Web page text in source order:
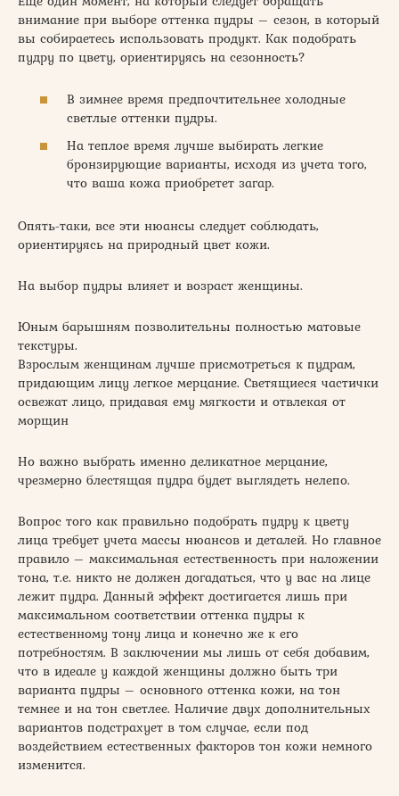
внимание при выборе оттенка пудры – сезон, в который
вы собираетесь использовать продукт. Как подобрать
пудру по цвету, ориентируясь на сезонность?
В зимнее время предпочтительнее холодные
светлые оттенки пудры.
На теплое время лучше выбирать легкие
бронзирующие варианты, исходя из учета того,
что ваша кожа приобретет загар.
Опять-таки, все эти нюансы следует соблюдать,
ориентируясь на природный цвет кожи.
На выбор пудры влияет и возраст женщины.
Юным барышням позволительны полностью матовые
текстуры.
Взрослым женщинам лучше присмотреться к пудрам,
придающим лицу легкое мерцание. Светящиеся частички
освежат лицо, придавая ему мягкости и отвлекая от
морщин
Но важно выбрать именно деликатное мерцание,
чрезмерно блестящая пудра будет выглядеть нелепо.
Вопрос того как правильно подобрать пудру к цвету
лица требует учета массы нюансов и деталей. Но главное
правило – максимальная естественность при наложении
тона, т.е. никто не должен догадаться, что у вас на лице
лежит пудра. Данный эффект достигается лишь при
максимальном соответствии оттенка пудры к
естественному тону лица и конечно же к его
потребностям. В заключении мы лишь от себя добавим,
что в идеале у каждой женщины должно быть три
варианта пудры – основного оттенка кожи, на тон
темнее и на тон светлее. Наличие двух дополнительных
вариантов подстрахует в том случае, если под
воздействием естественных факторов тон кожи немного
изменится.